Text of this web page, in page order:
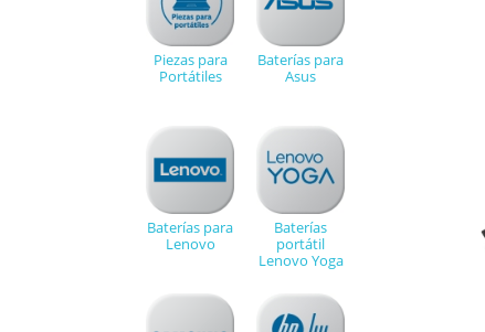
Piezas para
Portátiles
Baterías para
Asus
Baterías para
Lenovo
Baterías
portátil
Lenovo Yoga